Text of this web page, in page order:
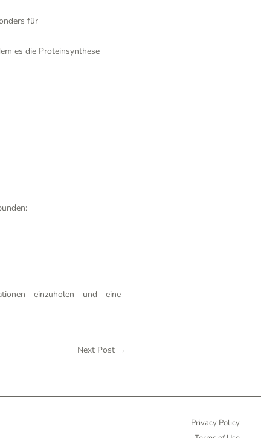
für
es die Proteinsynthese
einzuholen und eine
Next Post →
Privacy Policy